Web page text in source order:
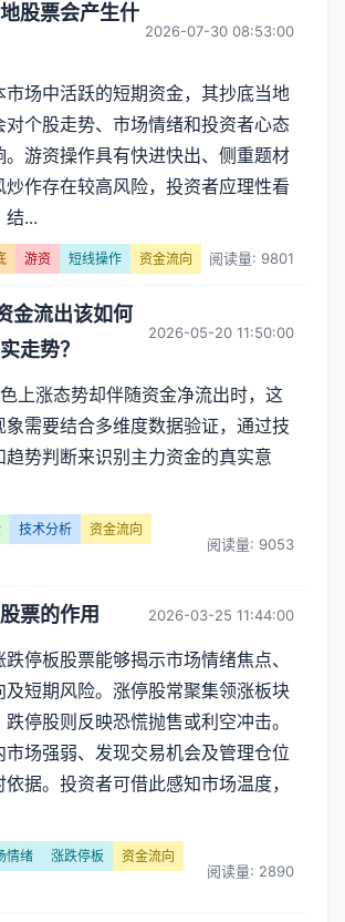
股票会产生什
2026-07-30 08:53:00
市场中活跃的短期资金，其抄底当地
对个股走势、市场情绪和投资者心态
。游资操作具有快进快出、侧重题材
炒作存在较高风险，投资者应理性看
结...
游资 短线操作 资金流向 阅读量: 9801
金流出该如何
走势？
2026-05-20 11:50:00
上涨态势却伴随资金净流出时，这
象需要结合多维度数据验证，通过技
趋势判断来识别主力资金的真实意
技术分析
资金流向
阅读量: 9053
票的作用 2026-03-25 11:44:00
停板股票能够揭示市场情绪焦点、
及短期风险。涨停股常聚集领涨板块
停股则反映恐慌抛售或利空冲击。
市场强弱、发现交易机会及管理仓位
据。投资者可借此感知市场温度，
情绪 涨跌停板
资金流向
阅读量: 2890